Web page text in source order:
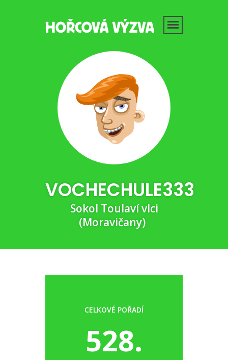
VOCHECHULE333
Sokol Toulaví vlci
(Moravičany)
CELKOVÉ POŘADÍ
528.